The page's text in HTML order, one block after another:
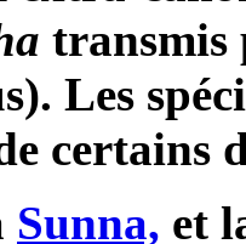
transmis
Les
certains
Sunna, et